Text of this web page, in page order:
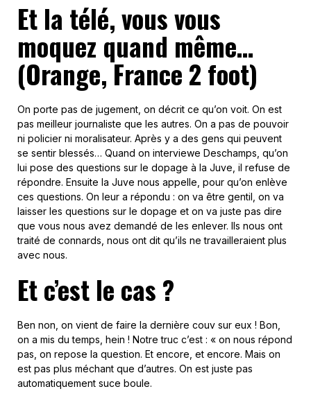
Et la télé, vous vous
moquez quand même…
(Orange, France 2 foot)
On porte pas de jugement, on décrit ce qu’on voit. On est
pas meilleur journaliste que les autres. On a pas de pouvoir
ni policier ni moralisateur. Après y a des gens qui peuvent
se sentir blessés… Quand on interviewe Deschamps, qu’on
lui pose des questions sur le dopage à la Juve, il refuse de
répondre. Ensuite la Juve nous appelle, pour qu’on enlève
ces questions. On leur a répondu : on va être gentil, on va
laisser les questions sur le dopage et on va juste pas dire
que vous nous avez demandé de les enlever. Ils nous ont
traité de connards, nous ont dit qu’ils ne travailleraient plus
avec nous.
Et c’est le cas ?
Ben non, on vient de faire la dernière couv sur eux ! Bon,
on a mis du temps, hein ! Notre truc c’est : « on nous répond
pas, on repose la question. Et encore, et encore. Mais on
est pas plus méchant que d’autres. On est juste pas
automatiquement suce boule.